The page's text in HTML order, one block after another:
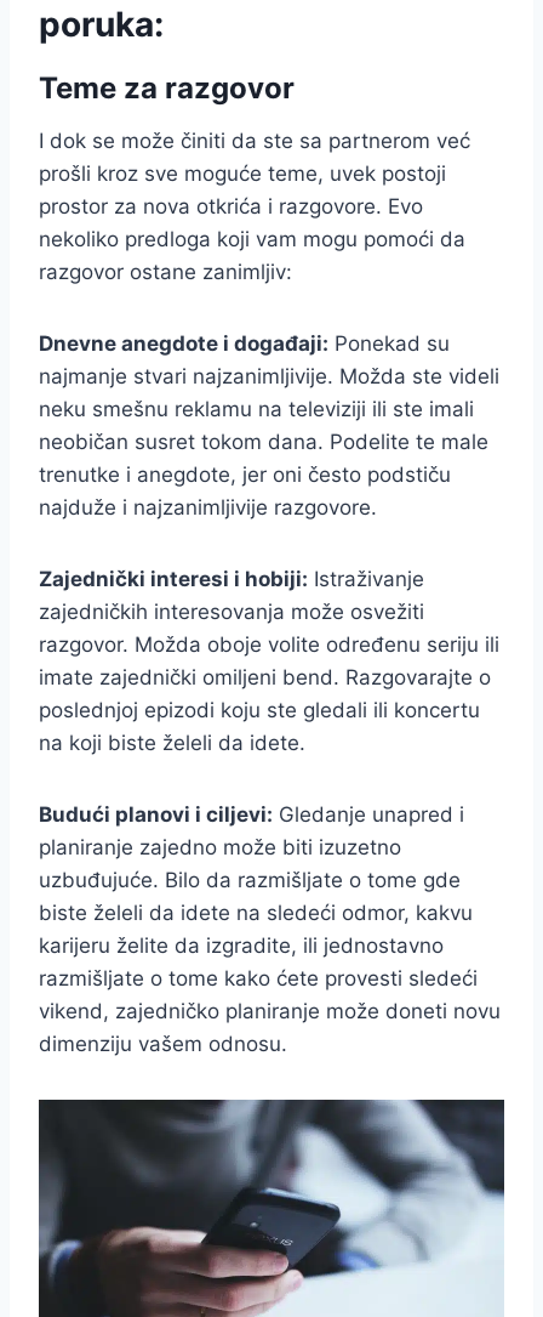
poruka:
Teme za razgovor
I dok se može činiti da ste sa partnerom već
prošli kroz sve moguće teme, uvek postoji
prostor za nova otkrića i razgovore. Evo
nekoliko predloga koji vam mogu pomoći da
razgovor ostane zanimljiv:
Dnevne anegdote i događaji: Ponekad su
najmanje stvari najzanimljivije. Možda ste videli
neku smešnu reklamu na televiziji ili ste imali
neobičan susret tokom dana. Podelite te male
trenutke i anegdote, jer oni često podstiču
najduže i najzanimljivije razgovore.
Zajednički interesi i hobiji: Istraživanje
zajedničkih interesovanja može osvežiti
razgovor. Možda oboje volite određenu seriju ili
imate zajednički omiljeni bend. Razgovarajte o
poslednjoj epizodi koju ste gledali ili koncertu
na koji biste želeli da idete.
Budući planovi i ciljevi: Gledanje unapred i
planiranje zajedno može biti izuzetno
uzbuđujuće. Bilo da razmišljate o tome gde
biste želeli da idete na sledeći odmor, kakvu
karijeru želite da izgradite, ili jednostavno
razmišljate o tome kako ćete provesti sledeći
vikend, zajedničko planiranje može doneti novu
dimenziju vašem odnosu.